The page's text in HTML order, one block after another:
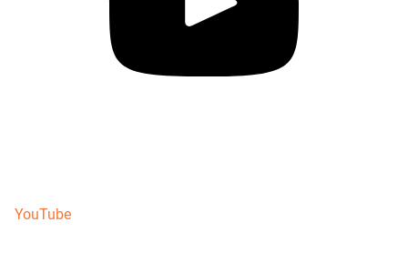
YouTube